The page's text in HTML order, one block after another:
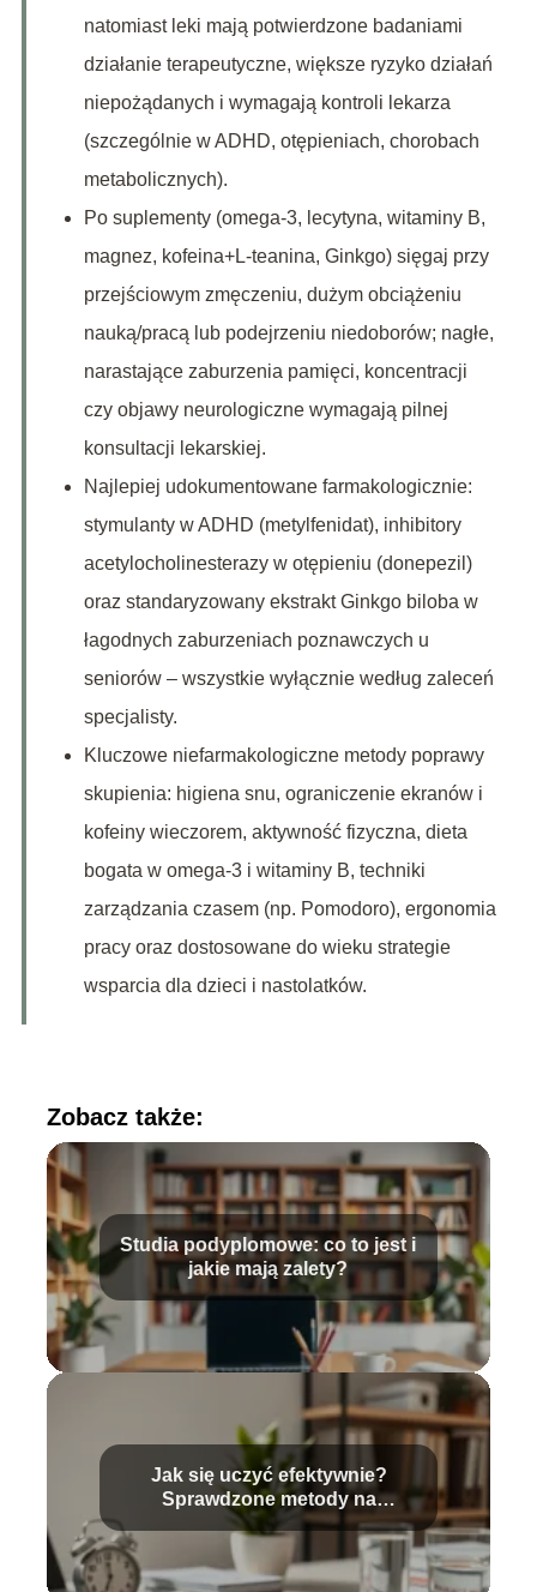
natomiast leki mają potwierdzone badaniami
działanie terapeutyczne, większe ryzyko działań
niepożądanych i wymagają kontroli lekarza
(szczególnie w ADHD, otępieniach, chorobach
metabolicznych).
Po suplementy (omega-3, lecytyna, witaminy B,
magnez, kofeina+L-teanina, Ginkgo) sięgaj przy
przejściowym zmęczeniu, dużym obciążeniu
nauką/pracą lub podejrzeniu niedoborów; nagłe,
narastające zaburzenia pamięci, koncentracji
czy objawy neurologiczne wymagają pilnej
konsultacji lekarskiej.
Najlepiej udokumentowane farmakologicznie:
stymulanty w ADHD (metylfenidat), inhibitory
acetylocholinesterazy w otępieniu (donepezil)
oraz standaryzowany ekstrakt Ginkgo biloba w
łagodnych zaburzeniach poznawczych u
seniorów – wszystkie wyłącznie według zaleceń
specjalisty.
Kluczowe niefarmakologiczne metody poprawy
skupienia: higiena snu, ograniczenie ekranów i
kofeiny wieczorem, aktywność fizyczna, dieta
bogata w omega-3 i witaminy B, techniki
zarządzania czasem (np. Pomodoro), ergonomia
pracy oraz dostosowane do wieku strategie
wsparcia dla dzieci i nastolatków.
Zobacz także:
Studia podyplomowe: co to jest i
jakie mają zalety?
Jak się uczyć efektywnie?
Sprawdzone metody na
skuteczną naukę